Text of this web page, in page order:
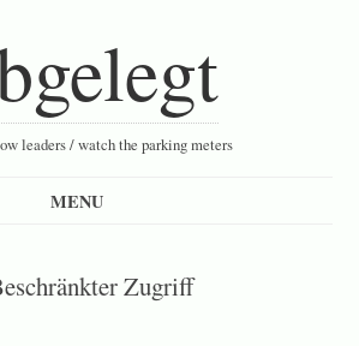
leaders / watch the parking meters
Zugriff